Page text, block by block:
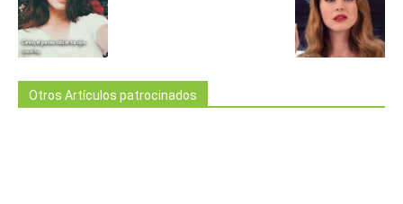
Otros Artículos patrocinados